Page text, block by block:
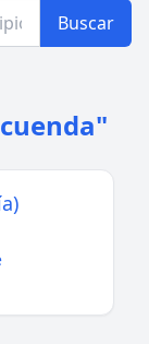
Buscar